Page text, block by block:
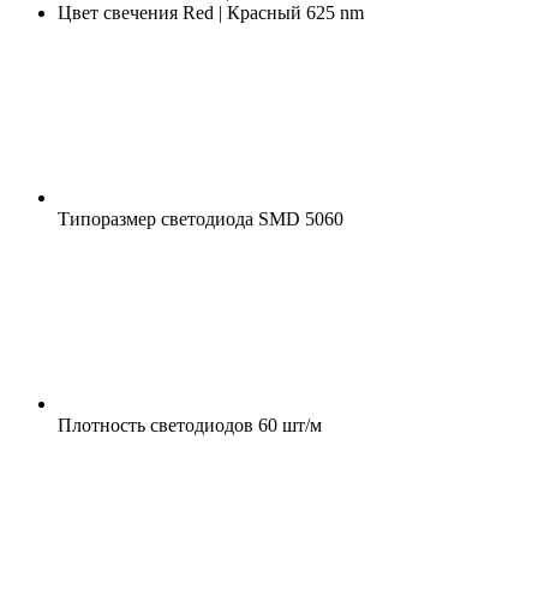
Цвет свечения Red | Красный 625 nm
Типоразмер светодиода SMD 5060
Плотность светодиодов 60 шт/м